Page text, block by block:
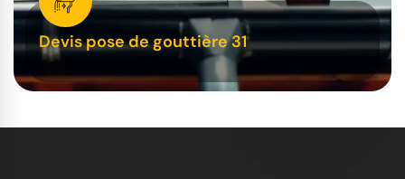
Devis pose de gouttière 31